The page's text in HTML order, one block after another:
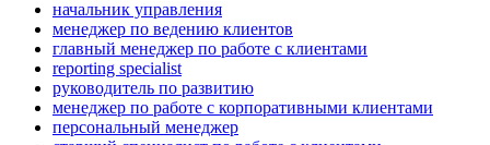
начальник управления
менеджер по ведению клиентов
главный менеджер по работе с клиентами
reporting specialist
руководитель по развитию
менеджер по работе с корпоративными клиентами
персональный менеджер